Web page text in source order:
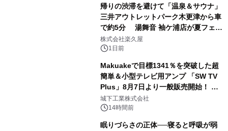
帰りの渋滞を避けて「温泉＆サウナ」
三井アウトレットパーク木更津から車
で約5分 湯舞音 袖ケ浦店が夏フェア
メニューを提供
株式会社楽久屋
1日前
Makuakeで目標1341％を突破した超
簡単＆小型テレビ用アンプ 「SW TV
Plus」8月7日より一般販売開始！ ケ
ーブル1本つなぐだけ、テレビの音が
ぐっと豊かに
城下工業株式会社
14時間前
眠りづらさの正体──寝ると呼吸が弱